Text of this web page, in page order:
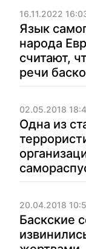
16.11.2022
Язык
народа
считают,
речи
02.05.2018
Одна из
20.04.2018
Баскские